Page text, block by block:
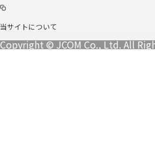
当サイトについて
Copyright © JCOM Co., Ltd. All